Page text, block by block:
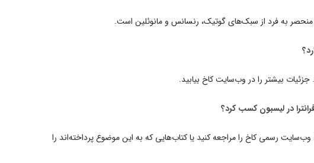
منحصر به فرد از سبک‌های گوتیک، رنسانس و مانوئلین است.
بیشتر را در وب‌سایت کاخ بیابید.
رسمی کاخ را مراجعه کنید یا کتاب‌هایی که به این موضوع پرداخته‌اند را